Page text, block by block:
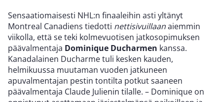
Sensaatiomaisesti NHL:n finaaleihin asti yltänyt
Montreal Canadiens tiedotti nettisivuillaanaiemmin
viikolla, että se teki kolmevuotisen jatkosopimuksen
päävalmentaja Dominique Ducharmen kanssa.
Kanadalainen Ducharme tuli kesken kauden,
helmikuussa muutaman vuoden jatkuneen
apuvalmentajan pestin tontilta potkut saaneen
päävalmentaja Claude Julienin tilalle. – Dominique on